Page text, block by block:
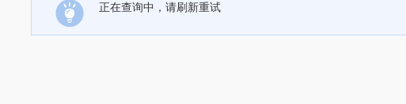
正在查询中，请刷新重试